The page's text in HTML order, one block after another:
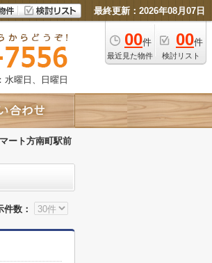
最終更新：2026年08月07日
00件
最近見た物件
00件
検討リスト
水曜日、日曜日
ート方南町駅前
件数：